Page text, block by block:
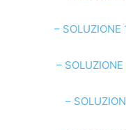
– SOLUZIONE
–
–